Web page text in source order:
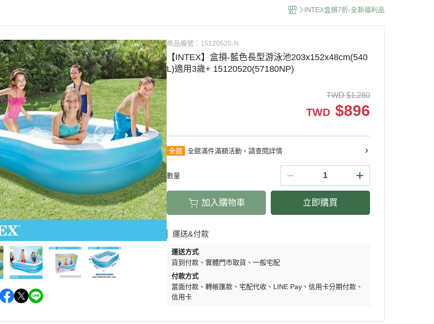
INTEX盒損7折-全新福利品
商品編號： 15120520-N
【INTEX】盒損-藍色長型游泳池203x152x48cm(540
L)適用3歲+ 15120520(57180NP)
TWD $1,280
TWD $896
全館 全館滿件滿額活動，請查閱詳情
數量
加入購物車 立即購買
運送&付款
運送方式
貨到付款
實體門市取貨
一般宅配
付款方式
當面付款
轉帳匯款 宅配代收 LINE Pay
信用卡分期付款
信用卡